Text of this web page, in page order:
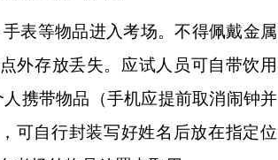
表等物品进入考场。不得佩戴金属
外存放丢失。应试人员可自带饮用
携带物品（手机应提前取消闹钟并
可自行封装写好姓名后放在指定位